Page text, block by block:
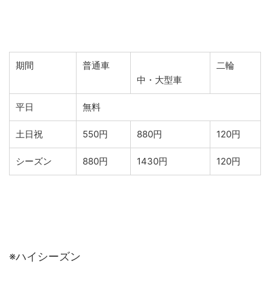
期間
普通車
中・大型車
二輪
平日 無料
土日祝 550円 880円 120円
シーズン 880円 1430円 120円
※ハイシーズン